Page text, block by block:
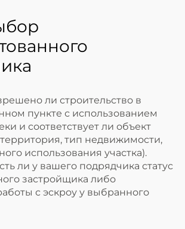
ли строительство в
пункте с использованием
и соответствует ли объект
тип недвижимости,
использования участка).
ли у вашего подрядчика статус
застройщика либо
с эскроу у выбранного